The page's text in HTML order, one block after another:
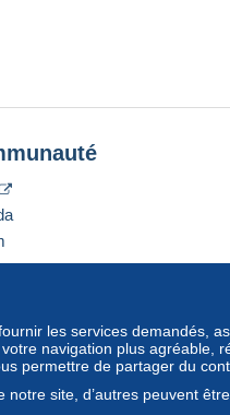
les services demandés,
navigation plus agréable,
permettre de partager du
site, d’autres peuvent
standard